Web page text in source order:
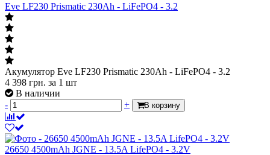
Eve LF230 Prismatic 230Ah - LiFePO4 - 3.2
Акумулятор Eve LF230 Prismatic 230Ah - LiFePO4 - 3.2
4 398 грн. за 1 шт
В наличии
-
+ В корзину
26650 4500mAh JGNE - 13.5A LifePO4 - 3.2V